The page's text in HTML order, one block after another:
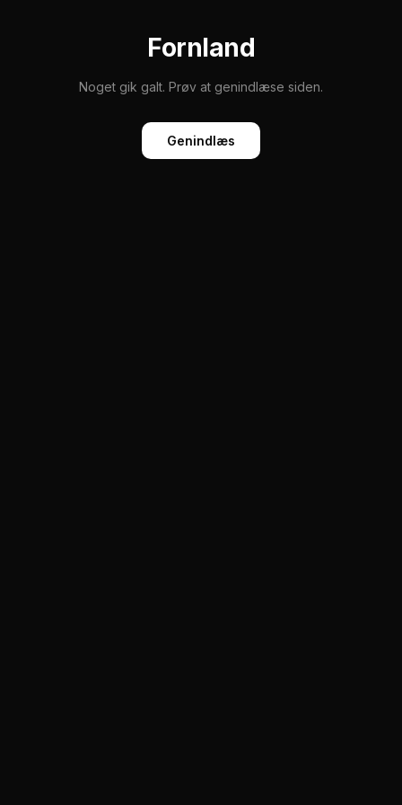
Fornland
Noget gik galt. Prøv at genindlæse siden.
Genindlæs